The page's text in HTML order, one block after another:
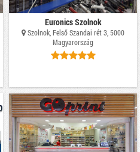
Euronics Szolnok
Szolnok, Felső Szandai rét 3, 5000
Magyarország